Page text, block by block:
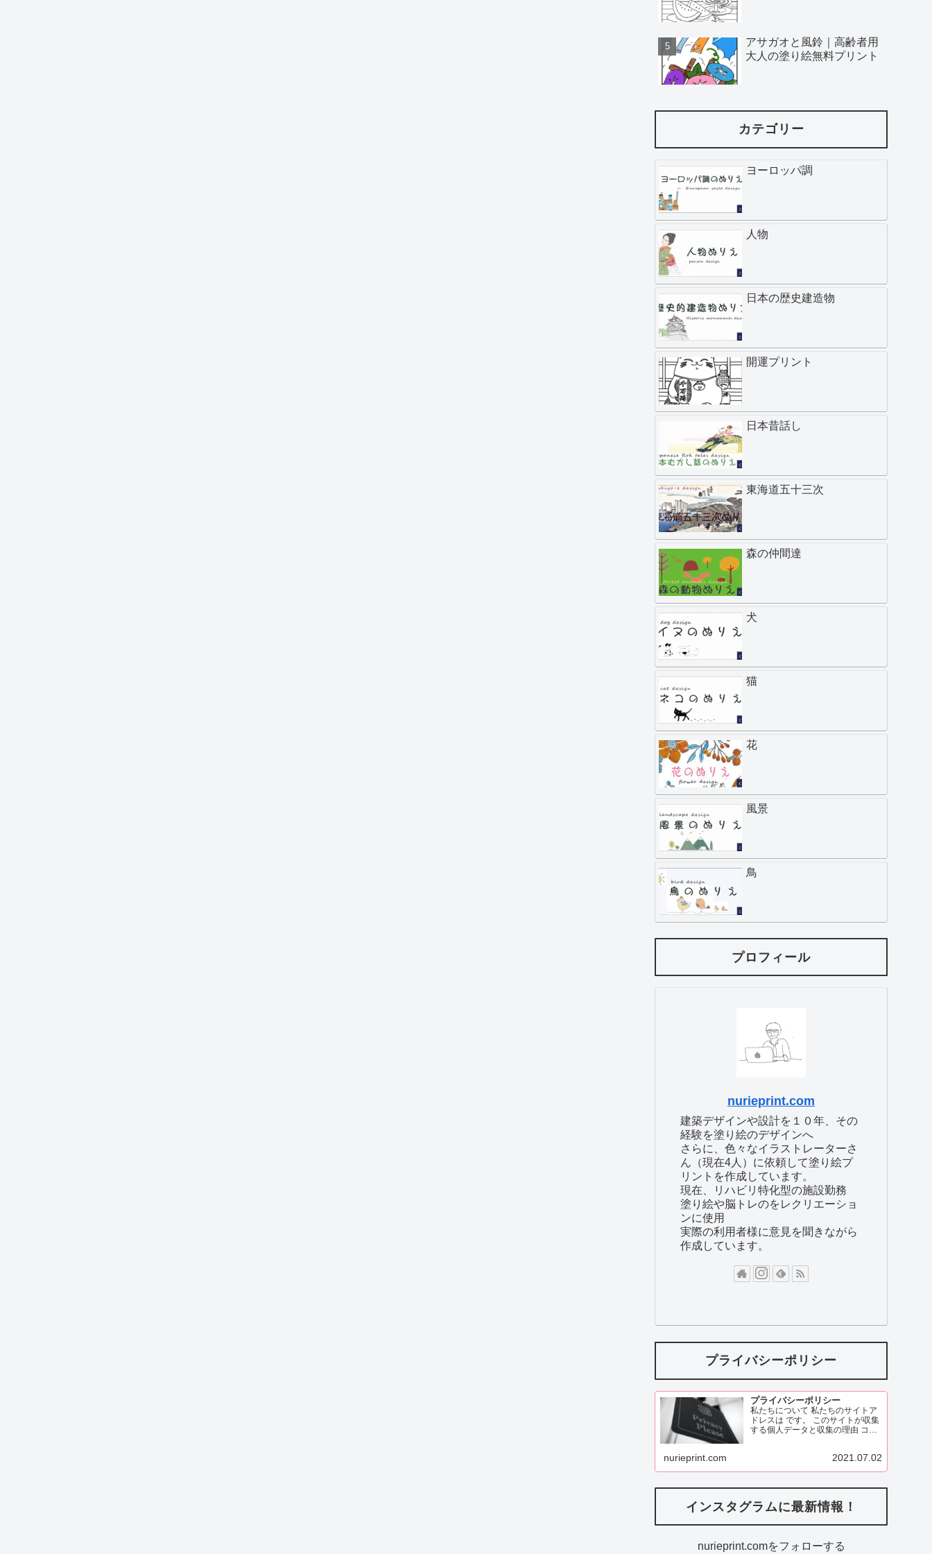
アサガオと風鈴｜高齢者用
大人の塗り絵無料プリント
カテゴリー
ヨーロッパ調
人物
日本の歴史建造物
開運プリント
日本昔話し
東海道五十三次
森の仲間達
犬
猫
花
風景
鳥
プロフィール
nurieprint.com
建築デザインや設計を１０年、その
経験を塗り絵のデザインへ
さらに、色々なイラストレーターさ
ん（現在4人）に依頼して塗り絵プ
リントを作成しています。
現在、リハビリ特化型の施設勤務
塗り絵や脳トレのをレクリエーショ
ンに使用
実際の利用者様に意見を聞きながら
作成しています。
プライバシーポリシー
プライバシーポリシー
私たちについて 私たちのサイトア
ドレスは です。 このサイトが収集
する個人データと収集の理由 コメ
表示されているデータ、
nurieprint.com 2021.07.02
インスタグラムに最新情報！
nurieprint.comをフォローする